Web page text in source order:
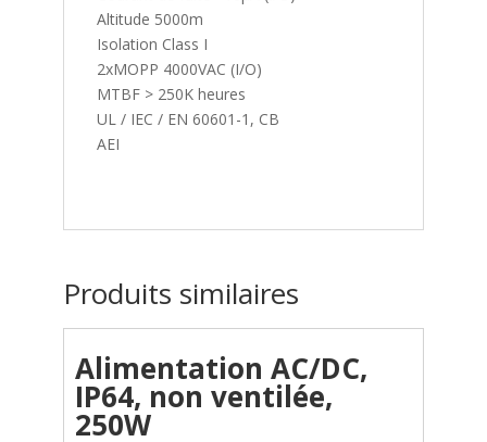
Altitude 5000m
Isolation Class I
2xMOPP 4000VAC (I/O)
MTBF > 250K heures
UL / IEC / EN 60601-1, CB
AEI
Produits similaires
Alimentation AC/DC,
IP64, non ventilée,
250W